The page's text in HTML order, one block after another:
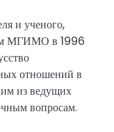
и ученого,
МГИМО в 1996
отношений в
из ведущих
вопросам.